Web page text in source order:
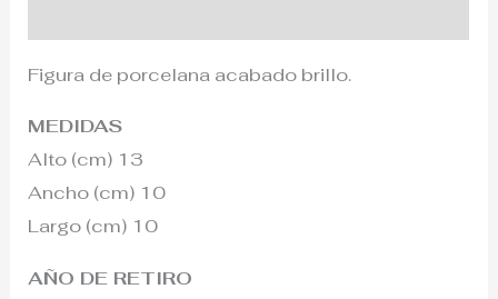
Figura de porcelana acabado brillo.
MEDIDAS
Alto (cm) 13
Ancho (cm) 10
Largo (cm) 10
AÑO DE RETIRO